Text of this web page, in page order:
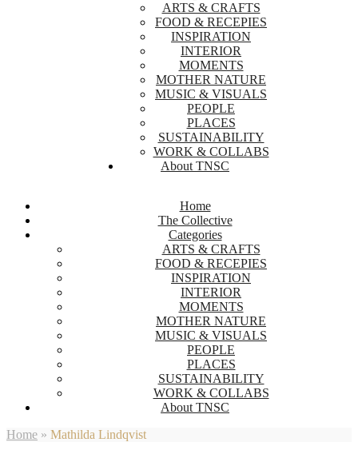
ARTS & CRAFTS
FOOD & RECEPIES
INSPIRATION
INTERIOR
MOMENTS
MOTHER NATURE
MUSIC & VISUALS
PEOPLE
PLACES
SUSTAINABILITY
WORK & COLLABS
About TNSC
Home
The Collective
Categories
ARTS & CRAFTS
FOOD & RECEPIES
INSPIRATION
INTERIOR
MOMENTS
MOTHER NATURE
MUSIC & VISUALS
PEOPLE
PLACES
SUSTAINABILITY
WORK & COLLABS
About TNSC
Home » Mathilda Lindqvist